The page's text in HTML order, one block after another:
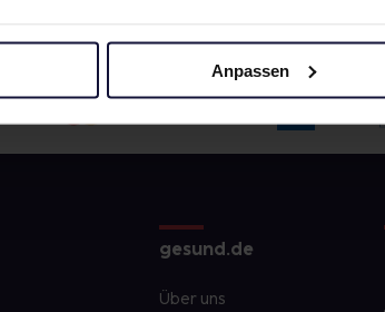
Anpassen
gesund.de
Über uns